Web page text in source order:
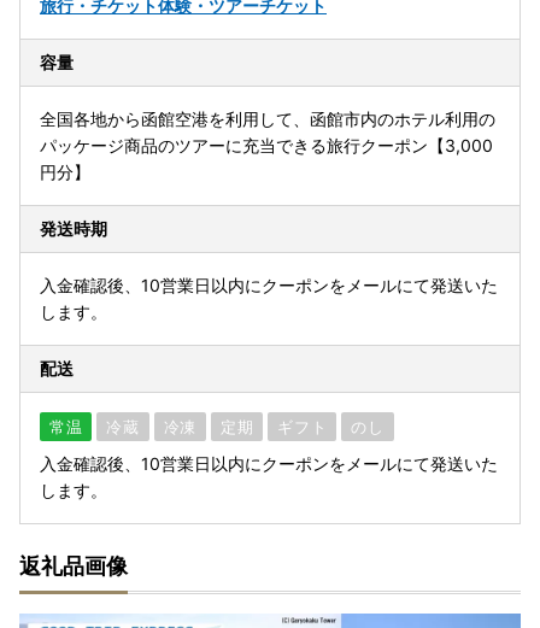
旅行・チケット体験・ツアーチケット
容量
全国各地から函館空港を利用して、函館市内のホテル利用の
パッケージ商品のツアーに充当できる旅行クーポン【3,000
円分】
発送時期
入金確認後、10営業日以内にクーポンをメールにて発送いた
します。
配送
常温 冷蔵 冷凍 定期 ギフト のし
入金確認後、10営業日以内にクーポンをメールにて発送いた
します。
返礼品画像